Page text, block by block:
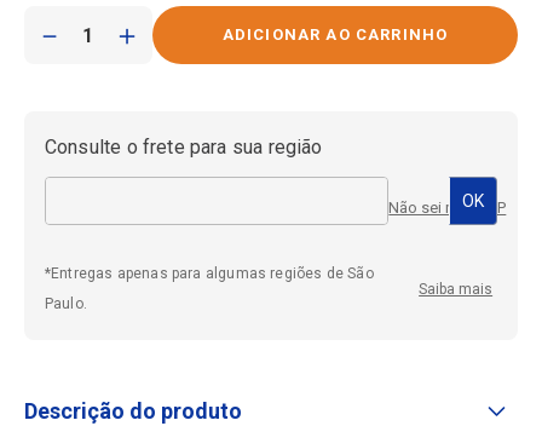
＋
－
Consulte o frete para sua região
Não sei meu CEP
*Entregas apenas para algumas regiões de São
Paulo.
Saiba mais
Descrição do produto